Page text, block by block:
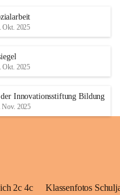
Okt. 2025
Okt. 2025
Innovationsstiftung Bildung
Nov. 2025
2c 4c Klassenfotos